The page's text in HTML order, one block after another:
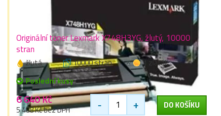
Originální toner Lexmark X748H3YG, žlutý, 10000
stran
žlutá 10000 stran
1 zlaťák
Poslední kusy
6 640 Kč
5 488 Kč bez DPH - + DO KOŠÍKU